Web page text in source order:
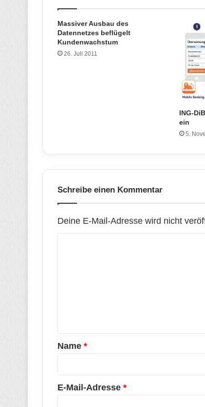
Massiver Ausbau des
Datennetzes beflügelt
Kundenwachstum
26. Juli 2011
ING-
ein
5.
Schreibe einen Kommentar
Deine E-Mail-Adresse wird nicht
a
r
*
Name *
E-Mail-Adresse *